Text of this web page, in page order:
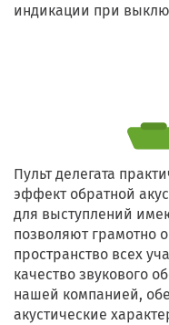
индикации при
Пульт делегата
эффект обратной
для выступлений
позволяют грамотно
пространство всех
качество звукового
нашей компанией,
акустические